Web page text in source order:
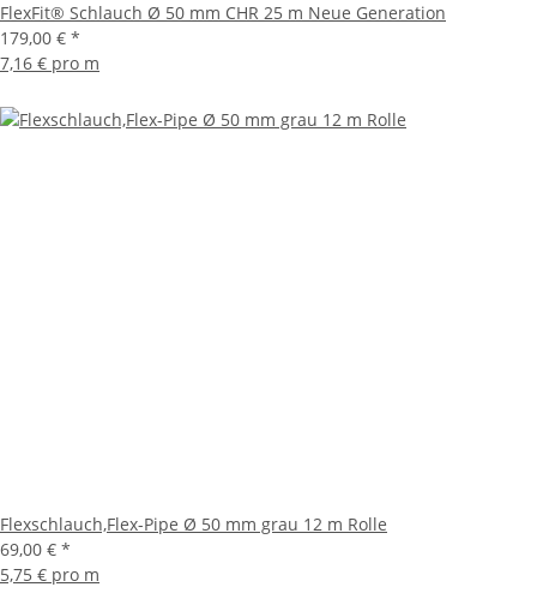
FlexFit® Schlauch Ø 50 mm CHR 25 m Neue Generation
179,00 € *
7,16 € pro m
Flexschlauch,Flex-Pipe Ø 50 mm grau 12 m Rolle
69,00 € *
5,75 € pro m